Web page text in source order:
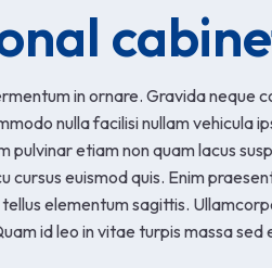
in ornare. Gravida neque
nulla facilisi nullam vehicula
pulvinar etiam non quam lacus
cursus euismod quis. Enim
elementum sagittis.
id leo in vitae turpis massa